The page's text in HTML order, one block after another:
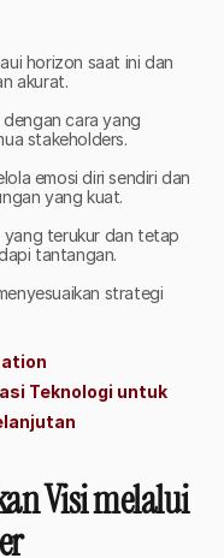
horizon saat ini dan
akurat.
dengan cara yang
stakeholders.
emosi diri sendiri dan
yang kuat.
yang terukur dan tetap
tantangan.
strategi
Teknologi untuk
Visi melalui